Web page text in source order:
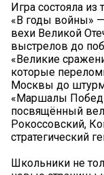
Игра состояла из
«В годы войны»
вехи Великой
выстрелов до
«Великие
которые
Москвы до
«Маршалы
посвящённый
Рокоссовский,
стратегический
Школьники не